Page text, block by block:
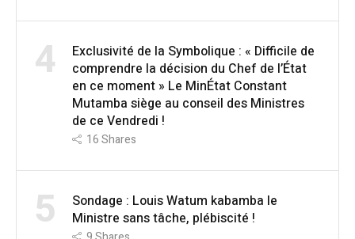
4
Exclusivité de la Symbolique : « Difficile de
comprendre la décision du Chef de l’État
en ce moment » Le MinÉtat Constant
Mutamba siège au conseil des Ministres
de ce Vendredi !
16Shares
5
Sondage : Louis Watum kabamba le
Ministre sans tâche, plébiscité !